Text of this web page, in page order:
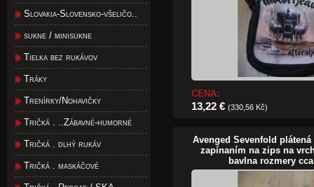
Slovakia-Slovensko-všeličo..
sukne / minisukne
Tielka bez rukávov
Tráky
Trenírky/Nohavičky
Tričká . ..Zábavné-humorné
Tričká . dlhý rukáv
Tričká . maskáčové
CENA:
13,22 € (330,56 Kč)
Avenged Sevenfold
zapínaním na zips na
bavlna rozmery